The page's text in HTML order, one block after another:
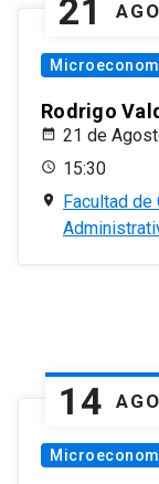
21 AGO
Rodrigo
21 de
15:30
Facultad de
14 AGO